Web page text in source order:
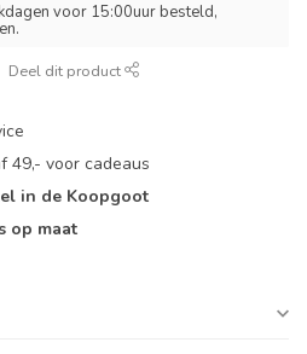
voor 15:00uur besteld,
Deel dit product
49,- voor cadeaus
in de Koopgoot
op maat